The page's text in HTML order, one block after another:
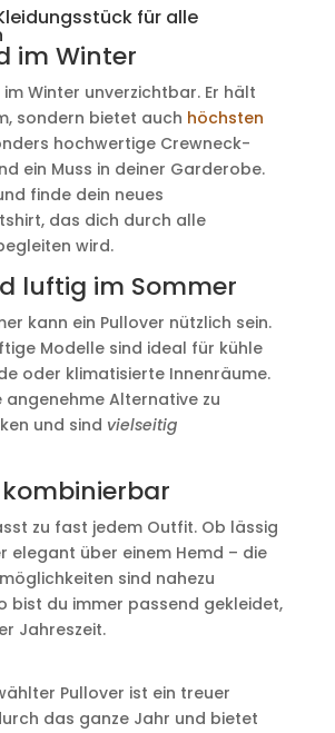
für alle
im Winter
im Winter unverzichtbar. Er hält
sondern bietet auch höchsten
hochwertige Crewneck-
ein Muss in deiner Garderobe.
finde dein neues
das dich durch alle
wird.
luftig im Sommer
kann ein Pullover nützlich sein.
Modelle sind ideal für kühle
oder klimatisierte Innenräume.
angenehme Alternative zu
und sind vielseitig
zu fast jedem Outfit. Ob lässig
elegant über einem Hemd – die
sind nahezu
bist du immer passend gekleidet,
Jahreszeit.
Pullover ist ein treuer
das ganze Jahr und bietet